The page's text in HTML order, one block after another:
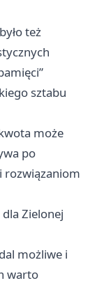
też
sztabu
może
po
rozwiązaniom
Zielonej
możliwe i
warto